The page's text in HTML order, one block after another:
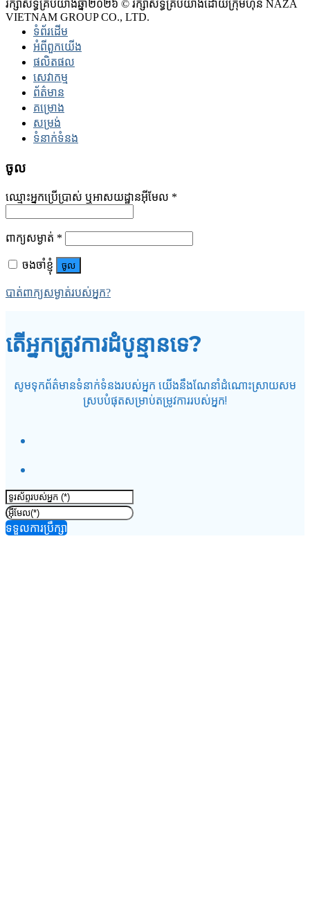
រក្សាសិទ្ធិគ្រប់យ៉ាងឆ្នាំ២០២៦ © រក្សាសិទ្ធិគ្រប់យ៉ាងដោយក្រុមហ៊ុន NAZA
VIETNAM GROUP CO., LTD.
ទំព័រដើម
អំពីពួកយើង
ផលិតផល
សេវាកម្ម
ព័ត៌មាន
គម្រោង
សម្រង់
ទំនាក់ទំនង
ចូល
ឈ្មោះអ្នកប្រើប្រាស់ ឬអាសយដ្ឋានអ៊ីមែល *
ពាក្យសម្ងាត់ *
ចងចាំខ្ញុំ ចូល
បាត់ពាក្យសម្ងាត់របស់អ្នក?
តើអ្នកត្រូវការដំបូន្មានទេ?
សូមទុកព័ត៌មានទំនាក់ទំនងរបស់អ្នក យើងនឹងណែនាំដំណោះស្រាយសម
ស្របបំផុតសម្រាប់តម្រូវការរបស់អ្នក!
ទទួលការប្រឹក្សា